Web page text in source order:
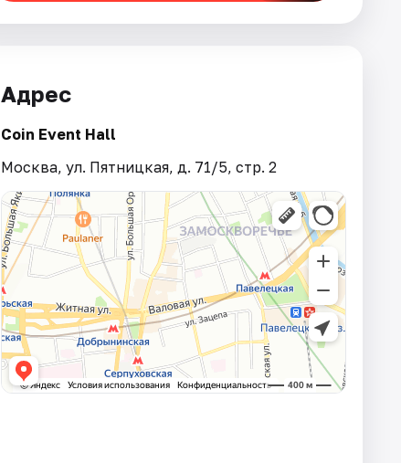
Адрес
Coin Event Hall
Москва, ул. Пятницкая, д. 71/5, стр. 2